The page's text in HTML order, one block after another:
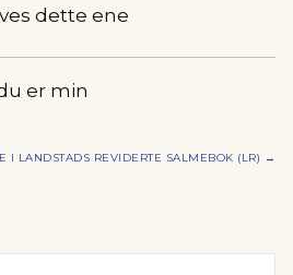
dette ene
er min
I LANDSTADS REVIDERTE SALMEBOK (LR) →